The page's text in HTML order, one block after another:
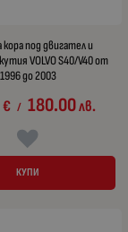
под двигател и
VOLVO S40/V40 от
1996 до 2003
€ / 180.00лв.
КУПИ